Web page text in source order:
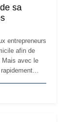
sa
entrepreneurs
afin de
Mais avec le
Le